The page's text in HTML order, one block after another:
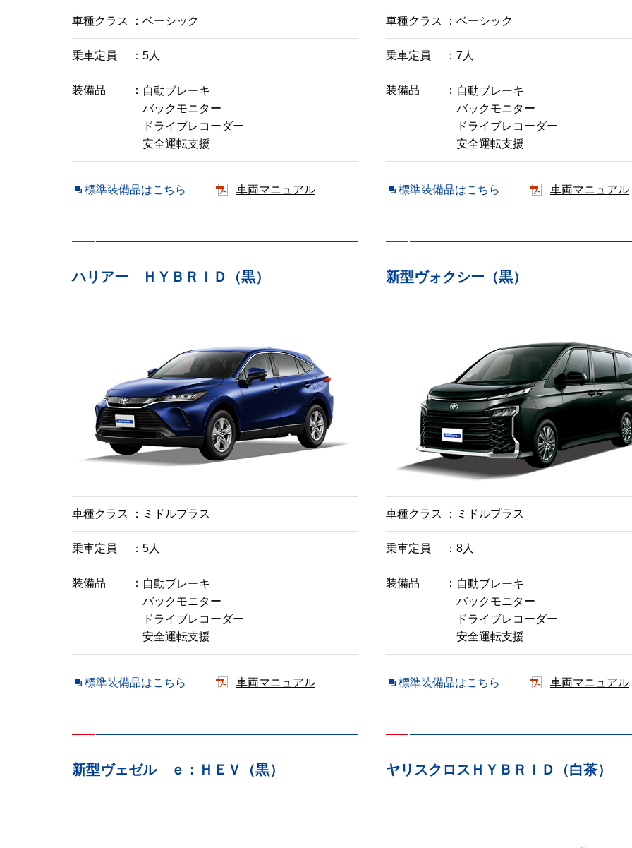
車種クラス ベーシック
乗車定員 5人
装備品
自動ブレーキ
バックモニター
ドライブレコーダー
安全運転支援
標準装備品はこちら 車両マニュアル
車種クラス ベーシック
乗車定員 7人
装備品
自動ブレーキ
バックモニター
ドライブレコーダー
安全運転支援
標準装備品はこちら 車両マニュアル
ハリアー ＨＹＢＲＩＤ（黒）
車種クラス ミドルプラス
乗車定員 5人
装備品
自動ブレーキ
バックモニター
ドライブレコーダー
安全運転支援
標準装備品はこちら 車両マニュアル
新型ヴォクシー（黒）
車種クラス ミドルプラス
乗車定員 8人
装備品
自動ブレーキ
バックモニター
ドライブレコーダー
安全運転支援
標準装備品はこちら 車両マニュアル
新型ヴェゼル ｅ：ＨＥＶ（黒） ヤリスクロスＨＹＢＲＩＤ（白茶）